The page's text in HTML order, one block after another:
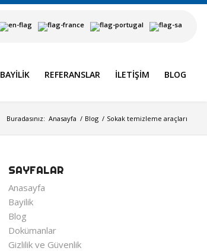
BAYILIK REFERANSLAR İLETIŞIM BLOG
Buradasınız: Anasayfa / Blog / Sokak temizleme araçları
SAYFALAR
Anasayfa
Bayilik
Blog
Dokümanlar
Gizlilik ve Güvenlik